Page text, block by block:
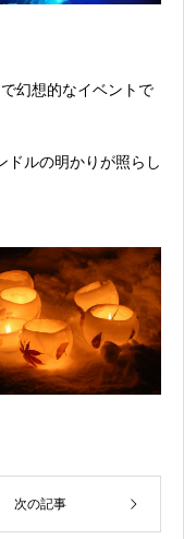
幻想的なイベントで
ドルの明かりが照らし
次の記事